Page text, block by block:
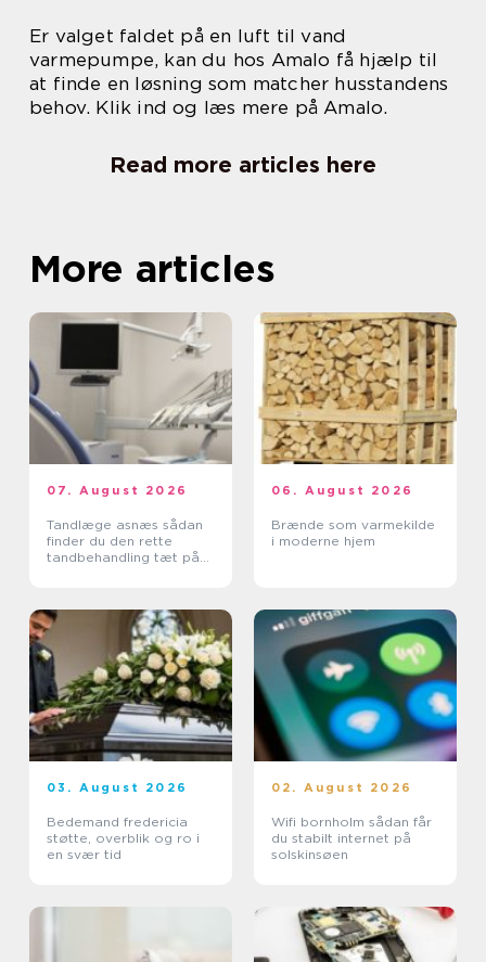
Er valget faldet på en luft til vand
varmepumpe, kan du hos Amalo få hjælp til
at finde en løsning som matcher husstandens
behov. Klik ind og læs mere på Amalo.
Read more articles here
More articles
07. August 2026
Tandlæge asnæs sådan
finder du den rette
tandbehandling tæt på
06. August 2026
Brænde som varmekilde
i moderne hjem
03. August 2026
Bedemand fredericia
støtte, overblik og ro i
en svær tid
02. August 2026
Wifi bornholm sådan får
du stabilt internet på
solskinsøen